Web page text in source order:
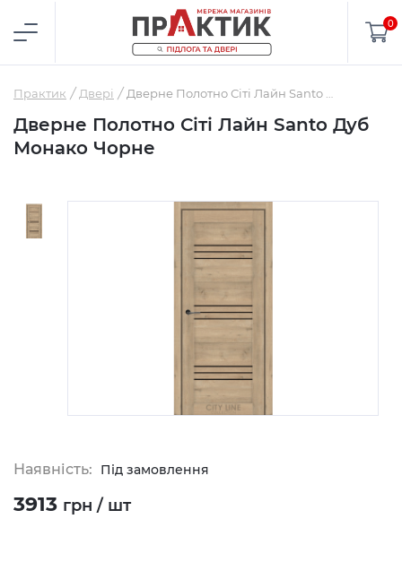
0
Практик Двері
Дверне Полотно Сіті Лайн Santo Дуб
Монако Чорне
Наявність: Під замовлення
3913 грн / шт